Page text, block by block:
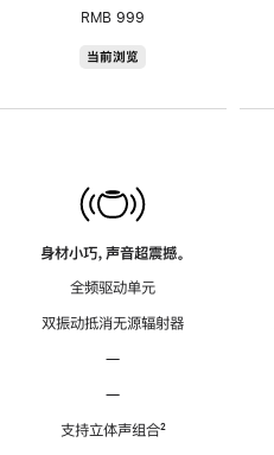
RMB 999
当前浏览
身材小巧，声音超震撼。
全频驱动单元
双振动抵消无源辐射器
—
—
支持立体声组合脚
²